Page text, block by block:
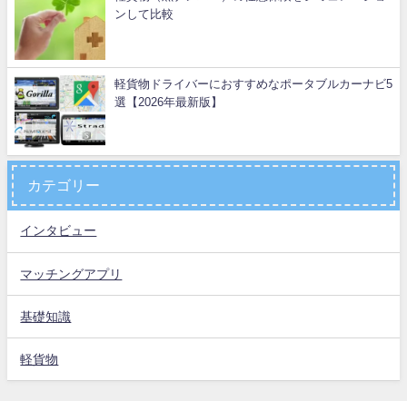
ンして比較
軽貨物ドライバーにおすすめなポータブルカーナビ5
選【2026年最新版】
カテゴリー
インタビュー
マッチングアプリ
基礎知識
軽貨物